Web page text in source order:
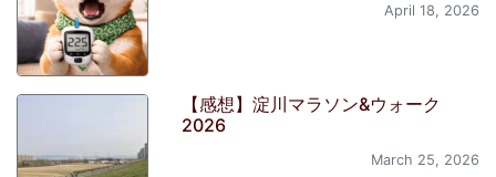
April 18, 2026
【感想】淀川マラソン&ウォーク
2026
March 25, 2026